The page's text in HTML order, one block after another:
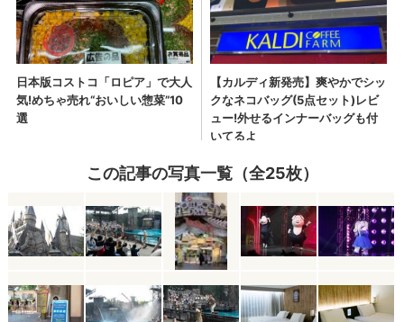
この記事の写真一覧（全25枚）